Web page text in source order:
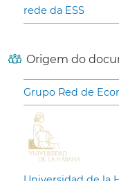
rede da ESS
Origem do
Grupo Red de